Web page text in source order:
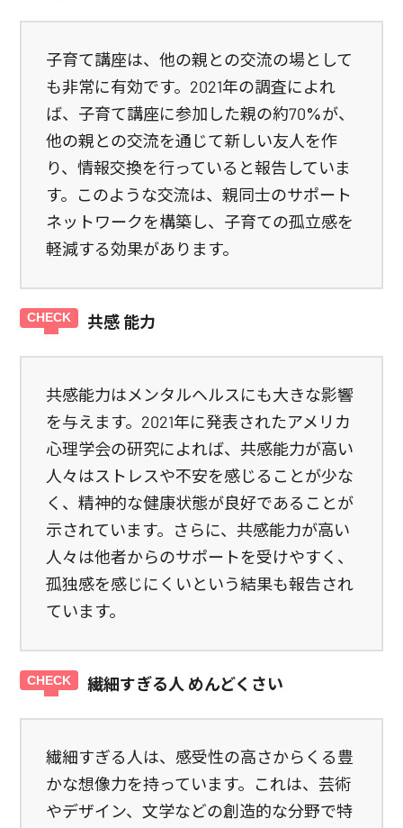
子育て講座は、他の親との交流の場として
も非常に有効です。2021年の調査によれ
ば、子育て講座に参加した親の約70%が、
他の親との交流を通じて新しい友人を作
り、情報交換を行っていると報告していま
す。このような交流は、親同士のサポート
ネットワークを構築し、子育ての孤立感を
軽減する効果があります。
共感 能力
共感能力はメンタルヘルスにも大きな影響
を与えます。2021年に発表されたアメリカ
心理学会の研究によれば、共感能力が高い
人々はストレスや不安を感じることが少な
く、精神的な健康状態が良好であることが
示されています。さらに、共感能力が高い
人々は他者からのサポートを受けやすく、
孤独感を感じにくいという結果も報告され
ています。
繊細すぎる人 めんどくさい
繊細すぎる人は、感受性の高さからくる豊
かな想像力を持っています。これは、芸術
やデザイン、文学などの創造的な分野で特